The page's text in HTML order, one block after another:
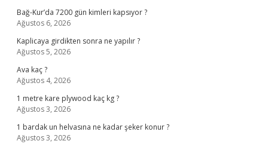
Bağ-Kur’da 7200 gün kimleri kapsıyor ?
Ağustos 6, 2026
Kaplicaya girdikten sonra ne yapılır ?
Ağustos 5, 2026
Ava kaç ?
Ağustos 4, 2026
1 metre kare plywood kaç kg ?
Ağustos 3, 2026
1 bardak un helvasına ne kadar şeker konur ?
Ağustos 3, 2026